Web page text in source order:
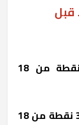
قبل
أرسنال: المركز الأول – 42 نقطة من 18
أستون فيلا: المركز الثالث – 39 نقطة من 18